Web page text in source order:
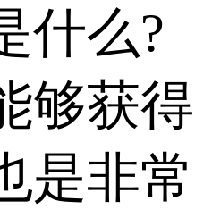
什么?
够获得
是非常